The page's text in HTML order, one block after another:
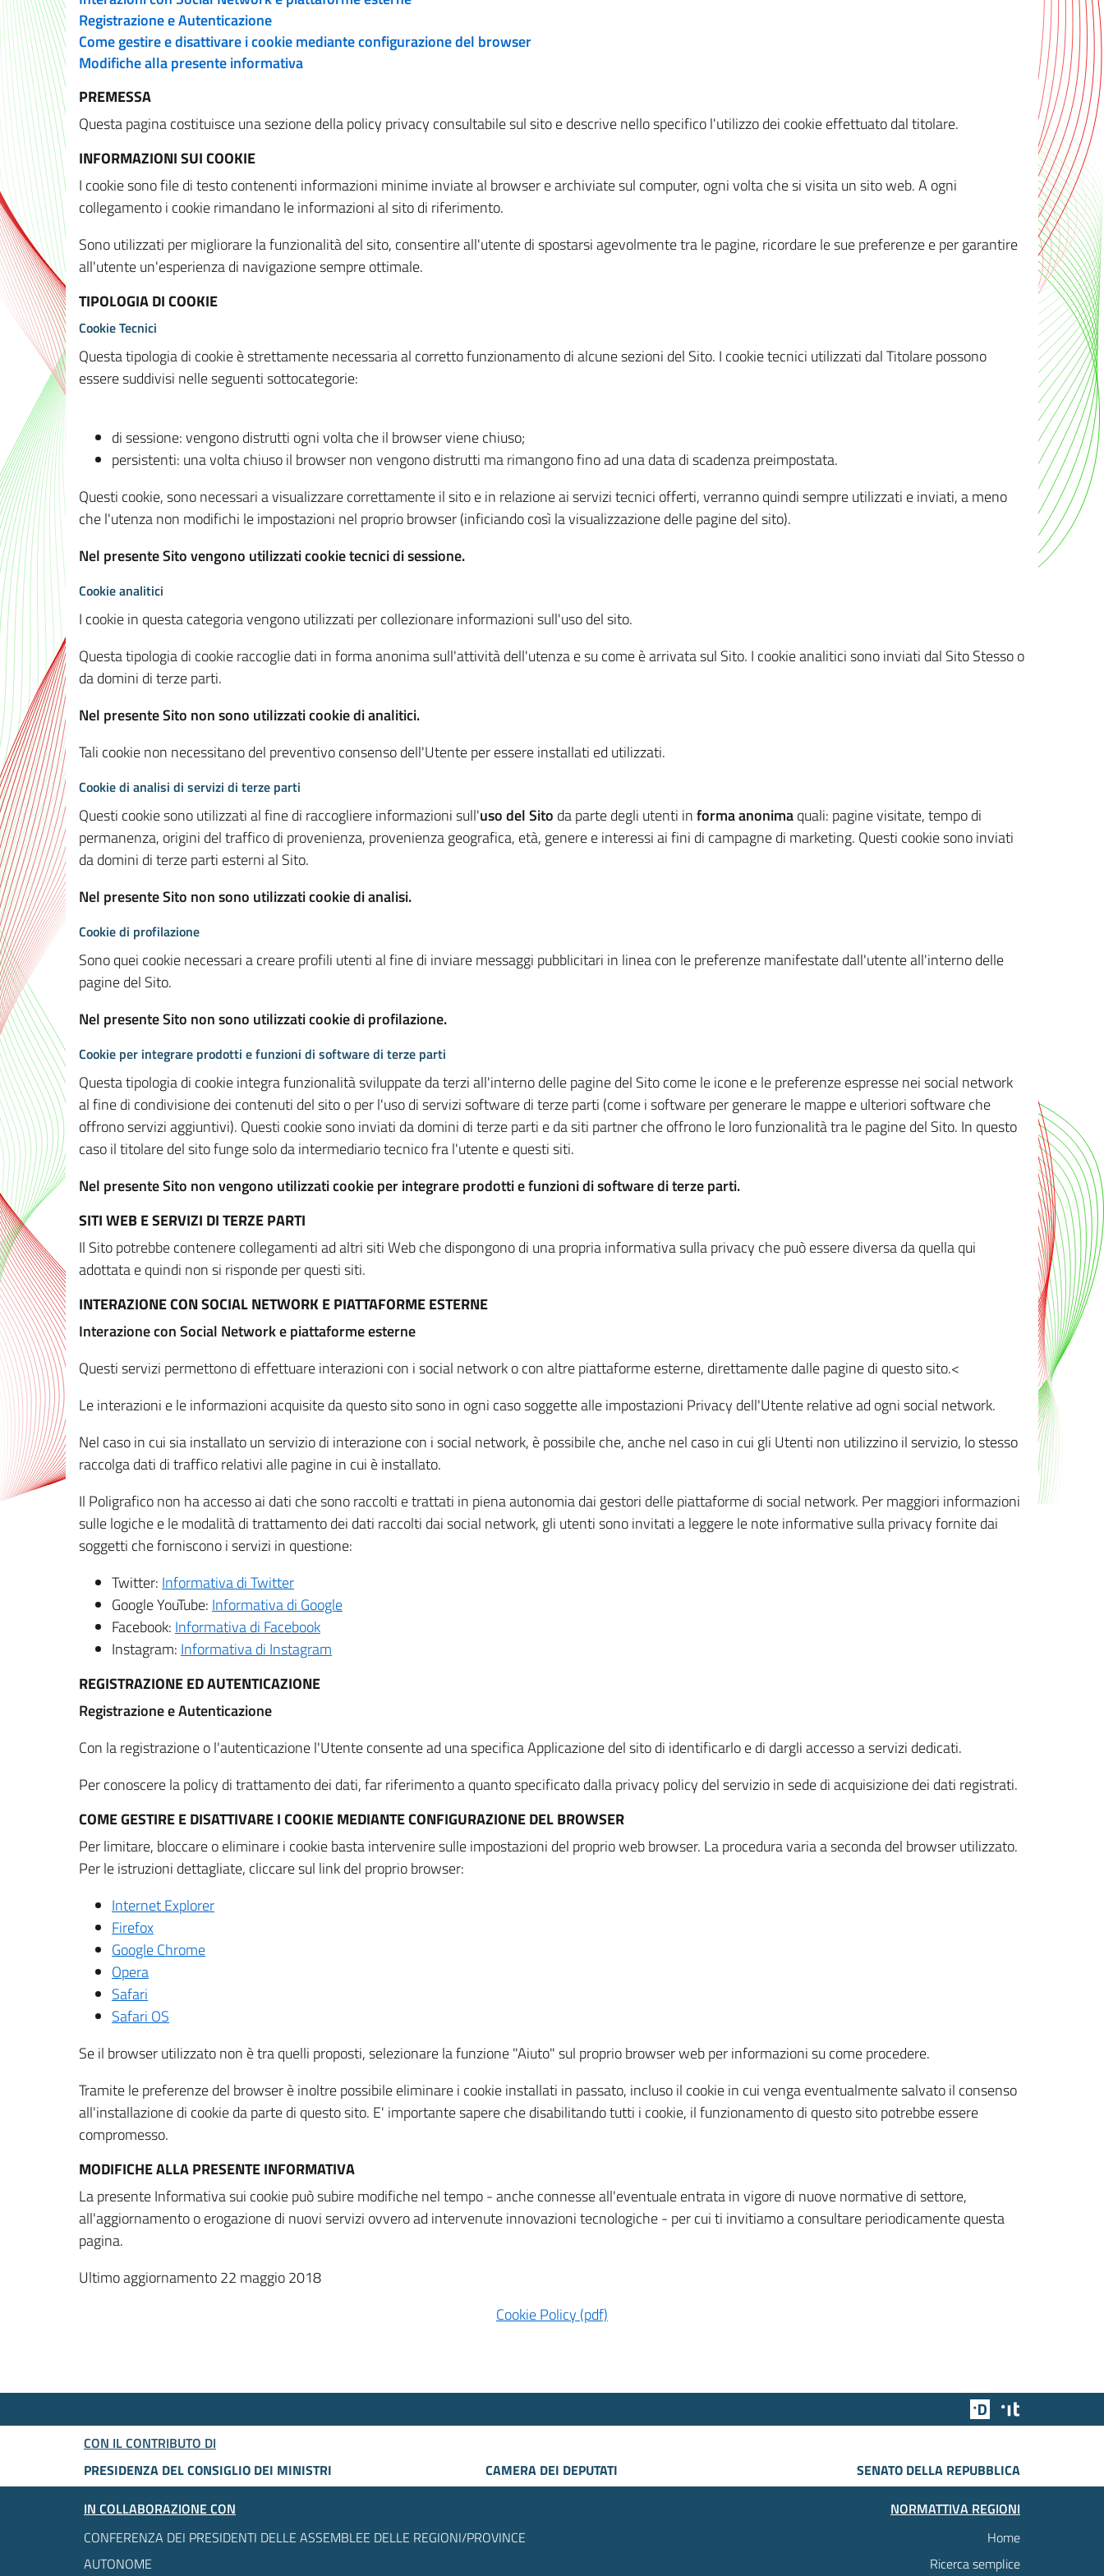
Registrazione e Autenticazione
Come gestire e disattivare i cookie mediante configurazione del browser
Modifiche alla presente informativa
PREMESSA
Questa pagina costituisce una sezione della policy privacy consultabile sul sito e descrive nello specifico l'utilizzo dei cookie effettuato dal titolare.
INFORMAZIONI SUI COOKIE
I cookie sono file di testo contenenti informazioni minime inviate al browser e archiviate sul computer, ogni volta che si visita un sito web. A ogni
collegamento i cookie rimandano le informazioni al sito di riferimento.
Sono utilizzati per migliorare la funzionalità del sito, consentire all'utente di spostarsi agevolmente tra le pagine, ricordare le sue preferenze e per garantire
all'utente un'esperienza di navigazione sempre ottimale.
TIPOLOGIA DI COOKIE
Cookie Tecnici
Questa tipologia di cookie è strettamente necessaria al corretto funzionamento di alcune sezioni del Sito. I cookie tecnici utilizzati dal Titolare possono
essere suddivisi nelle seguenti sottocategorie:
di sessione: vengono distrutti ogni volta che il browser viene chiuso;
persistenti: una volta chiuso il browser non vengono distrutti ma rimangono fino ad una data di scadenza preimpostata.
Questi cookie, sono necessari a visualizzare correttamente il sito e in relazione ai servizi tecnici offerti, verranno quindi sempre utilizzati e inviati, a meno
che l'utenza non modifichi le impostazioni nel proprio browser (inficiando così la visualizzazione delle pagine del sito).
Nel presente Sito vengono utilizzati cookie tecnici di sessione.
Cookie analitici
I cookie in questa categoria vengono utilizzati per collezionare informazioni sull'uso del sito.
Questa tipologia di cookie raccoglie dati in forma anonima sull'attività dell'utenza e su come è arrivata sul Sito. I cookie analitici sono inviati dal Sito Stesso o
da domini di terze parti.
Nel presente Sito non sono utilizzati cookie di analitici.
Tali cookie non necessitano del preventivo consenso dell'Utente per essere installati ed utilizzati.
Cookie di analisi di servizi di terze parti
Questi cookie sono utilizzati al fine di raccogliere informazioni sull'uso del Sito da parte degli utenti informa anonimaquali: pagine visitate, tempo di
permanenza, origini del traffico di provenienza, provenienza geografica, età, genere e interessi ai fini di campagne di marketing. Questi cookie sono inviati
da domini di terze parti esterni al Sito.
Nel presente Sito non sono utilizzati cookie di analisi.
Cookie di profilazione
Sono quei cookie necessari a creare profili utenti al fine di inviare messaggi pubblicitari in linea con le preferenze manifestate dall'utente all'interno delle
pagine del Sito.
Nel presente Sito non sono utilizzati cookie di profilazione.
Cookie per integrare prodotti e funzioni di software di terze parti
Questa tipologia di cookie integra funzionalità sviluppate da terzi all'interno delle pagine del Sito come le icone e le preferenze espresse nei social network
al fine di condivisione dei contenuti del sito o per l'uso di servizi software di terze parti (come i software per generare le mappe e ulteriori software che
offrono servizi aggiuntivi). Questi cookie sono inviati da domini di terze parti e da siti partner che offrono le loro funzionalità tra le pagine del Sito. In questo
caso il titolare del sito funge solo da intermediario tecnico fra l'utente e questi siti.
Nel presente Sito non vengono utilizzati cookie per integrare prodotti e funzioni di software di terze parti.
SITI WEB E SERVIZI DI TERZE PARTI
Il Sito potrebbe contenere collegamenti ad altri siti Web che dispongono di una propria informativa sulla privacy che può essere diversa da quella qui
adottata e quindi non si risponde per questi siti.
INTERAZIONE CON SOCIAL NETWORK E PIATTAFORME ESTERNE
Interazione con Social Network e piattaforme esterne
Questi servizi permettono di effettuare interazioni con i social network o con altre piattaforme esterne, direttamente dalle pagine di questo sito.<
Le interazioni e le informazioni acquisite da questo sito sono in ogni caso soggette alle impostazioni Privacy dell'Utente relative ad ogni social network.
Nel caso in cui sia installato un servizio di interazione con i social network, è possibile che, anche nel caso in cui gli Utenti non utilizzino il servizio, lo stesso
raccolga dati di traffico relativi alle pagine in cui è installato.
Il Poligrafico non ha accesso ai dati che sono raccolti e trattati in piena autonomia dai gestori delle piattaforme di social network. Per maggiori informazioni
sulle logiche e le modalità di trattamento dei dati raccolti dai social network, gli utenti sono invitati a leggere le note informative sulla privacy fornite dai
soggetti che forniscono i servizi in questione:
Twitter: Informativa di Twitter
Google YouTube: Informativa di Google
Facebook: Informativa di Facebook
Instagram: Informativa di Instagram
REGISTRAZIONE ED AUTENTICAZIONE
Registrazione e Autenticazione
Con la registrazione o l'autenticazione l'Utente consente ad una specifica Applicazione del sito di identificarlo e di dargli accesso a servizi dedicati.
Per conoscere la policy di trattamento dei dati, far riferimento a quanto specificato dalla privacy policy del servizio in sede di acquisizione dei dati registrati.
COME GESTIRE E DISATTIVARE I COOKIE MEDIANTE CONFIGURAZIONE DEL BROWSER
Per limitare, bloccare o eliminare i cookie basta intervenire sulle impostazioni del proprio web browser. La procedura varia a seconda del browser utilizzato.
Per le istruzioni dettagliate, cliccare sul link del proprio browser:
Internet Explorer
Firefox
Google Chrome
Opera
Safari
Safari OS
Se il browser utilizzato non è tra quelli proposti, selezionare la funzione "Aiuto" sul proprio browser web per informazioni su come procedere.
Tramite le preferenze del browser è inoltre possibile eliminare i cookie installati in passato, incluso il cookie in cui venga eventualmente salvato il consenso
all'installazione di cookie da parte di questo sito. E' importante sapere che disabilitando tutti i cookie, il funzionamento di questo sito potrebbe essere
compromesso.
MODIFICHE ALLA PRESENTE INFORMATIVA
La presente Informativa sui cookie può subire modifiche nel tempo - anche connesse all'eventuale entrata in vigore di nuove normative di settore,
all'aggiornamento o erogazione di nuovi servizi ovvero ad intervenute innovazioni tecnologiche - per cui ti invitiamo a consultare periodicamente questa
pagina.
Ultimo aggiornamento 22 maggio 2018
Cookie Policy (pdf)
Team Digitale
CON IL CONTRIBUTO DI
PRESIDENZA DEL CONSIGLIO DEI MINISTRI
CAMERA DEI DEPUTATI
SENATO DELLA REPUBBLICA
IN COLLABORAZIONE CON
CONFERENZA DEI PRESIDENTI DELLE ASSEMBLEE DELLE REGIONI/PROVINCE
AUTONOME
NORMATTIVA REGIONI
Home
Ricerca semplice